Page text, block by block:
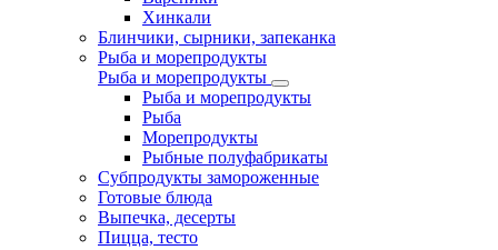
Хинкали
Блинчики, сырники, запеканка
Рыба и морепродукты
Рыба и морепродукты
Рыба и морепродукты
Рыба
Морепродукты
Рыбные полуфабрикаты
Субпродукты замороженные
Готовые блюда
Выпечка, десерты
Пицца, тесто